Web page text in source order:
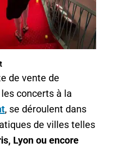
de vente de
concerts à la
, se déroulent dans
de villes telles
Lyon ou encore